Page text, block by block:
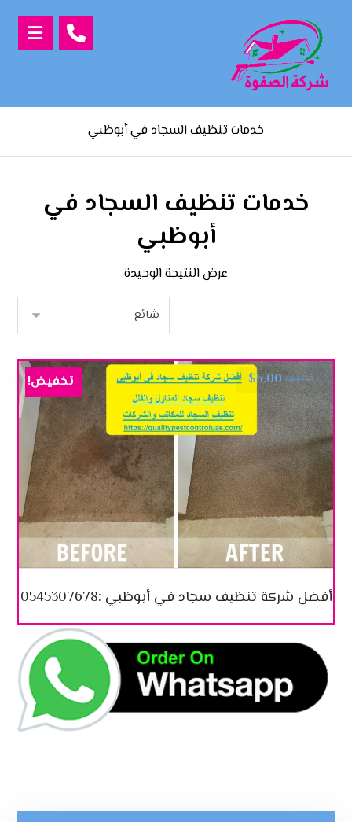
خدمات تنظيف السجاد في أبوظبي
خدمات تنظيف السجاد في
أبوظبي
عرض النتيجة الوحيدة
أفضل شركة تنظيف سجاد في أبوظبي :0545307678
$10.00
$5.00 تخفيض!